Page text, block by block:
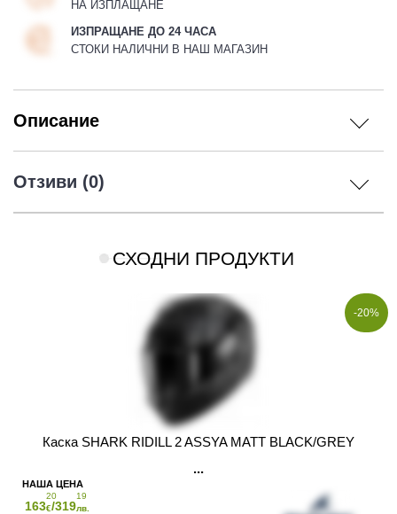
НА ИЗПЛАЩАНЕ
ИЗПРАЩАНЕ ДО 24 ЧАСА
СТОКИ НАЛИЧНИ В НАШ МАГАЗИН
Описание
Отзиви (0)
СХОДНИ ПРОДУКТИ
-20%
Каска SHARK RIDILL 2 ASSYA MATT BLACK/GREY
163
20
€/319
19
лв.